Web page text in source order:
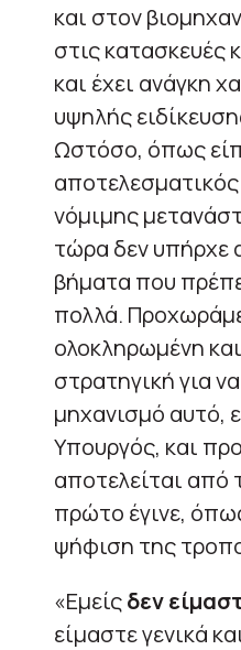
και στον
στις κατασκευές
και έχει ανάγκη
υψηλής
Ωστόσο, όπως
νόμιμης
τώρα δεν υπήρχε
βήματα που
πολλά.
ολοκληρωμένη
στρατηγική για
μηχανισμό αυτό,
Υπουργός, και
αποτελείται από
πρώτο έγινε,
ψήφιση της
«Εμείςδεν
είμαστε γενικά